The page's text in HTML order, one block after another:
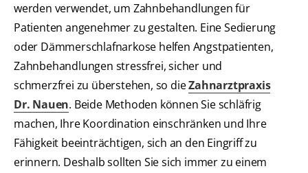
werden verwendet, um Zahnbehandlungen für
Patienten angenehmer zu gestalten. Eine Sedierung
oder Dämmerschlafnarkose helfen Angstpatienten,
Zahnbehandlungen stressfrei, sicher und
schmerzfrei zu überstehen, so dieZahnarztpraxis
Dr. Nauen. Beide Methoden können Sie schläfrig
machen, Ihre Koordination einschränken und Ihre
Fähigkeit beeinträchtigen, sich an den Eingriff zu
erinnern. Deshalb sollten Sie sich immer zu einem